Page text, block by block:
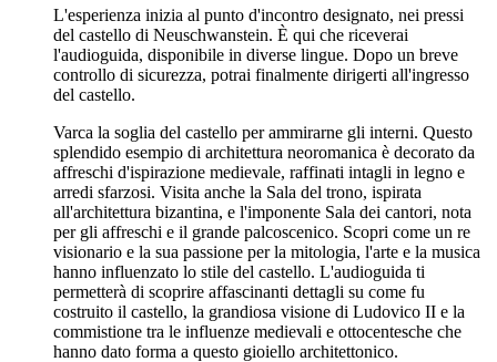
L'esperienza inizia al punto d'incontro designato, nei pressi
del castello di Neuschwanstein. È qui che riceverai
l'audioguida, disponibile in diverse lingue. Dopo un breve
controllo di sicurezza, potrai finalmente dirigerti all'ingresso
del castello.
Varca la soglia del castello per ammirarne gli interni. Questo
splendido esempio di architettura neoromanica è decorato da
affreschi d'ispirazione medievale, raffinati intagli in legno e
arredi sfarzosi. Visita anche la Sala del trono, ispirata
all'architettura bizantina, e l'imponente Sala dei cantori, nota
per gli affreschi e il grande palcoscenico. Scopri come un re
visionario e la sua passione per la mitologia, l'arte e la musica
hanno influenzato lo stile del castello. L'audioguida ti
permetterà di scoprire affascinanti dettagli su come fu
costruito il castello, la grandiosa visione di Ludovico II e la
commistione tra le influenze medievali e ottocentesche che
hanno dato forma a questo gioiello architettonico.